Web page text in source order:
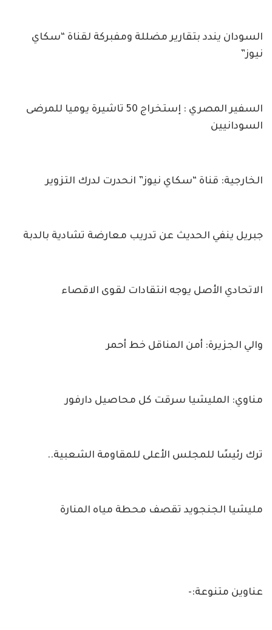
السودان يندد بتقارير مضللة ومفبركة لقناة “سكاي
نيوز”
السفير المصري : إستخراج 50 تاشيرة يوميا للمرضى
السودانيين
الخارجية: قناة “سكاي نيوز” انحدرت لدرك التزوير
جبريل ينفي الحديث عن تدريب معارضة تشادية بالدبة
الاتحادي الأصل يوجه انتقادات لقوى الاقصاء
والي الجزيرة: أمن المناقل خط أحمر
مناوي: المليشيا سرقت كل محاصيل دارفور
ترك رئيسًا للمجلس الأعلى للمقاومة الشعبية..
مليشيا الجنجويد تقصف محطة مياه المنارة
عناوين متنوعة:-